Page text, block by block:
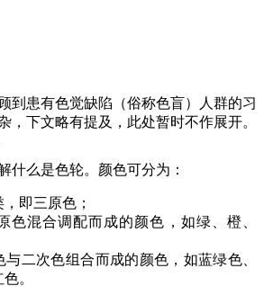
到患有色觉缺陷（俗称色盲）人群的习
，下文略有提及，此处暂时不作展开。
什么是色轮。颜色可分为：
即三原色；
色混合调配而成的颜色，如绿、橙、
与二次色组合而成的颜色，如蓝绿色、
。